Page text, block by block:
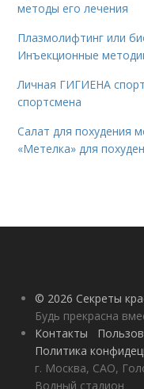
методы его лечения
Плазмолифтинг или
Инъекционные
Личная ГИГИЕНА
спортсмена
Салат для похудения
«Метелка» для
© 2026 Секреты
Будь прекрасна
Контакты
Политика
г. Москва, САО,
Водный стадион